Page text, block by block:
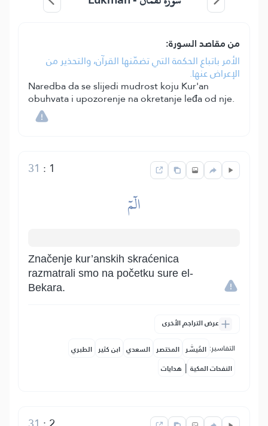
من مقاصد السورة:
الأمر باتباع الحكمة التي تضمّنها القرآن، والتحذير من
الإعراض عنها.
Naredba da se slijedi mudrost koju Kur'an
obuhvata i upozorenje na okretanje leđa od nje.
1
:
31
الٓمٓ
Značenje kur’anskih skraćenica
razmatrali smo na početku sure el-
Bekara.
عرض التراجم الأخرى
التفاسير: المُيسَّر المختصر السعدي ابن كثير الطبري
النفحات المكية | هدايات